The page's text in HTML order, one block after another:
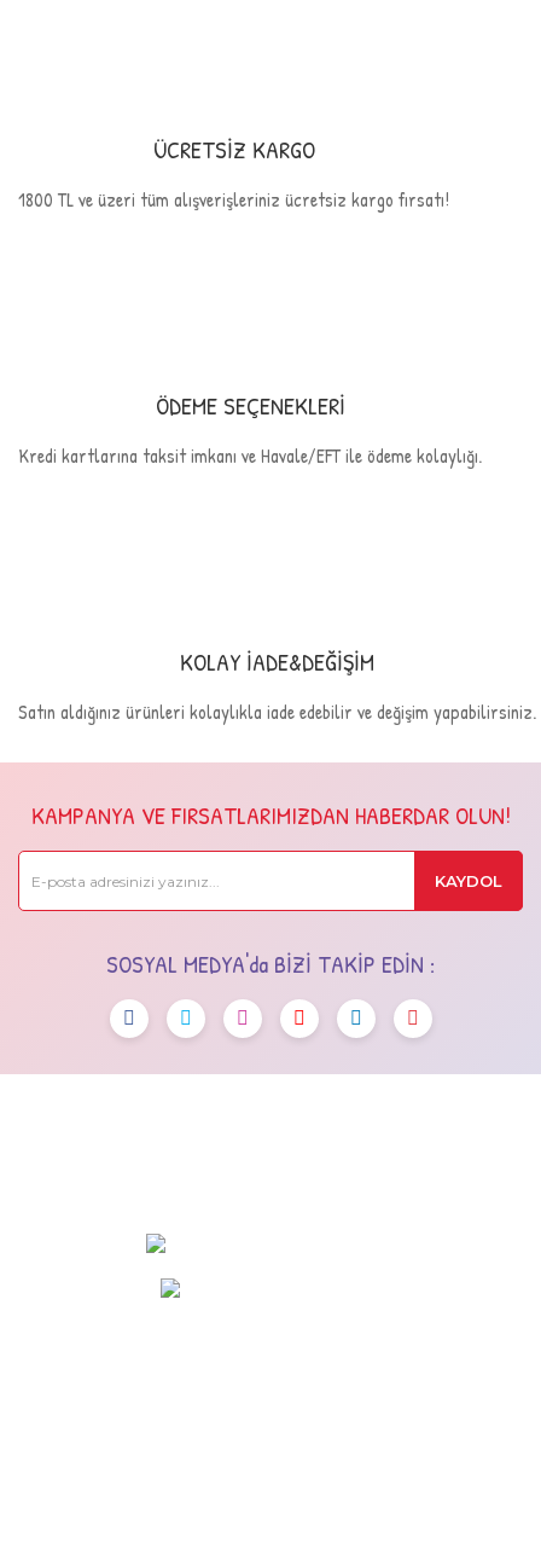
ÜCRETSİZ KARGO
1800 TL ve üzeri tüm alışverişleriniz ücretsiz kargo fırsatı!
ÖDEME SEÇENEKLERİ
Kredi kartlarına taksit imkanı ve Havale/EFT ile ödeme kolaylığı.
KOLAY İADE&DEĞİŞİM
Satın aldığınız ürünleri kolaylıkla iade edebilir ve değişim yapabilirsiniz.
KAMPANYA VE FIRSATLARIMIZDAN HABERDAR OLUN!
KAYDOL
SOSYAL MEDYA'da BİZİ TAKİP EDİN :